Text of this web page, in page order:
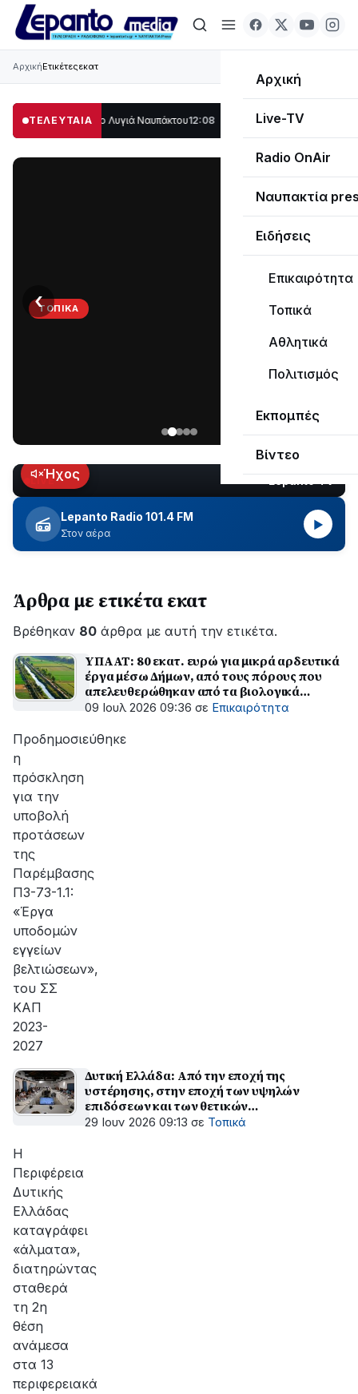
Αρχική
Live-TV
Radio OnAir
Ναυπακτία
Ειδήσεις
Επικαιρότητα
Τοπικά
Αθλητικά
Πολιτισμός
Εκπομπές
Βίντεο
ΑρχικήΕτικέτεςεκατ
ΤΕΛΕΥΤΑΙΑ
μέρος στο Λυγιά Ναυπάκτου12:08 Σε τροχιά υλοποίησης η Παράκαμψη
ΤΟΠΙΚΆ
Ναυπάκτου
εδώ
και
περίπου
δύο
ώρες
εξέλιξη
οι
εργασίες
ΔΕΔΔΗΕ
για
την
της
‹
LIVEΉχος
Lepanto Radio 101.4 FM
Στον αέρα
▶
Άρθρα με ετικέτα εκατ
Βρέθηκαν 80 άρθρα με αυτή την ετικέτα.
ΥΠΑΑΤ: 80 εκατ. ευρώ για μικρά αρδευτικά
έργα μέσω Δήμων, από τους πόρους που
απελευθερώθηκαν από τα βιολογικά
προγράμματα – Υλοποιείταιη δέσμευση του
09 Ιουλ 2026 09:36 σε Επικαιρότητα
Προδημοσιεύθηκε
η
πρόσκληση
για την
υποβολή
προτάσεων
της
Παρέμβασης
Π3-73-1.1:
«Έργα
υποδομών
εγγείων
βελτιώσεων»,
του ΣΣ
ΚΑΠ
2023-
2027
Δυτική Ελλάδα: Από την εποχή της
υστέρησης, στην εποχή των υψηλών
επιδόσεων και των θετικών
αποτελεσμάτων
29 Ιουν 2026 09:13 σε Τοπικά
H
Περιφέρεια
Δυτικής
Ελλάδας
καταγράφει
«άλματα»,
διατηρώντας
σταθερά
τη 2η
θέση
ανάμεσα
στα 13
περιφερειακά